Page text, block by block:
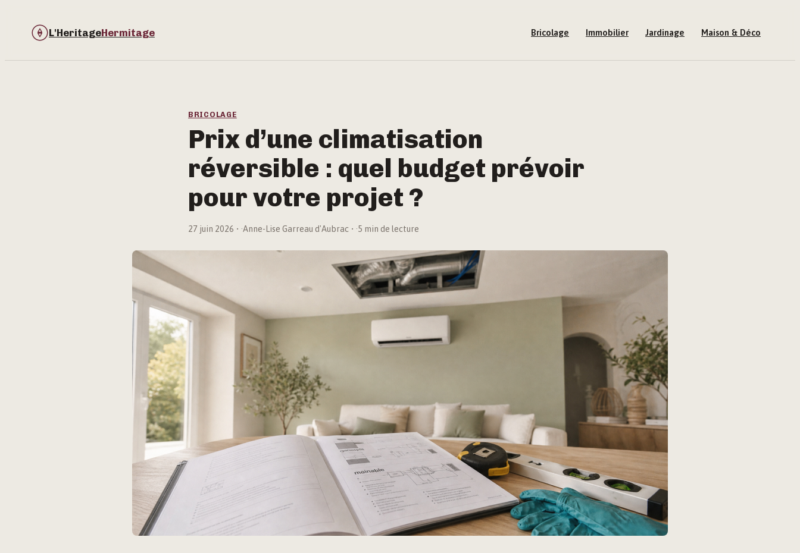
L'HeritageHermitage Bricolage Immobilier Jardinage Maison & Déco
BRICOLAGE
Prix d’une climatisation
réversible : quel budget prévoir
pour votre projet ?
27 juin 2026 ·Anne-Lise Garreau d'Aubrac ·5 min de lecture